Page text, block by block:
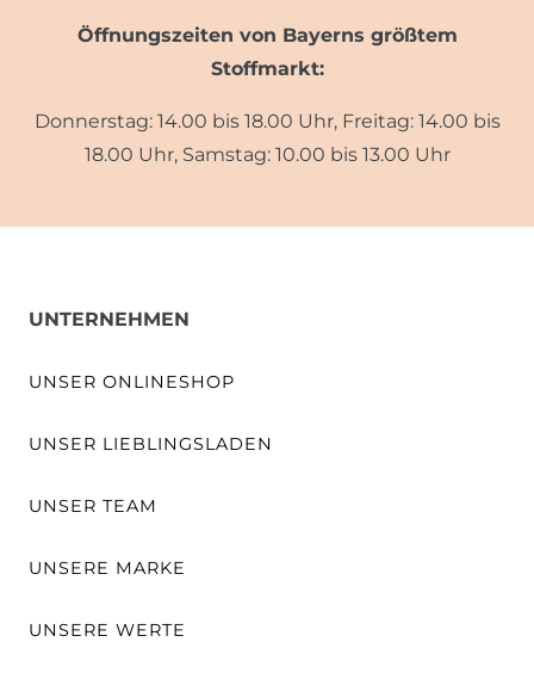
Öffnungszeiten von Bayerns größtem
Stoffmarkt:
Donnerstag: 14.00 bis 18.00 Uhr, Freitag: 14.00 bis
18.00 Uhr, Samstag: 10.00 bis 13.00 Uhr
UNTERNEHMEN
UNSER ONLINESHOP
UNSER LIEBLINGSLADEN
UNSER TEAM
UNSERE MARKE
UNSERE WERTE